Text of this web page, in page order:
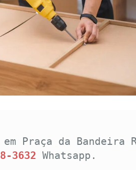
em Praça da Bandeira
3632 Whatsapp.